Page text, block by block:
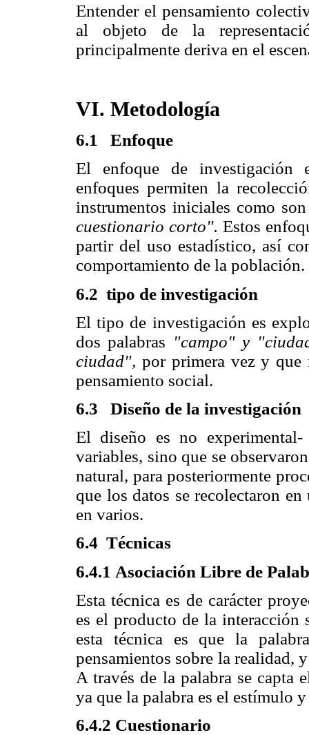
Entender el pensamiento
al objeto de la
principalmente deriva en el
VI. Metodología
6.1
Enfoque
El enfoque de investigación
enfoques permiten la
instrumentos iniciales como
cuestionario corto". Estos
partir del uso estadístico, así
comportamiento de la población.
6.2 tipo de investigación
El tipo de investigación es
dos palabras "campo" y
ciudad", por primera vez y que
pensamiento social.
6.3
Diseño de la investigación
El diseño es no
variables, sino que se
natural, para posteriormente
que los datos se recolectaron en
en varios.
6.4 Técnicas
6.4.1 Asociación Libre de
Esta técnica es de carácter
es el producto de la interacción
esta técnica es que la
pensamientos sobre la realidad,
A través de la palabra se capta
ya que la palabra es el estímulo
6.4.2 Cuestionario